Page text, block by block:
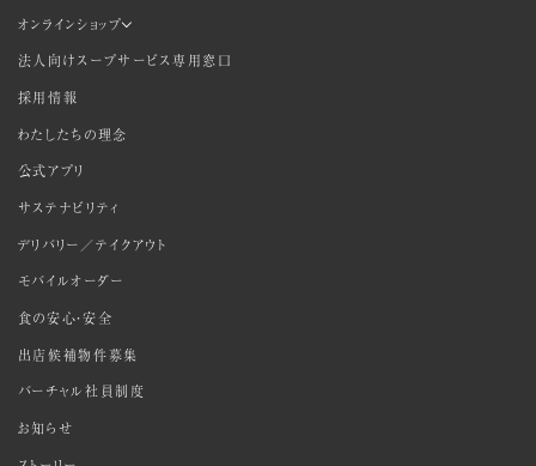
オンラインショップ
法人向けスープサービス専用窓口
採用情報
わたしたちの理念
公式アプリ
サステナビリティ
デリバリー／テイクアウト
モバイルオーダー
食の安心・安全
出店候補物件募集
バーチャル社員制度
お知らせ